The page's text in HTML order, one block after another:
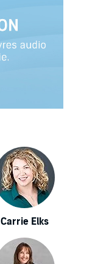
Carrie Elks